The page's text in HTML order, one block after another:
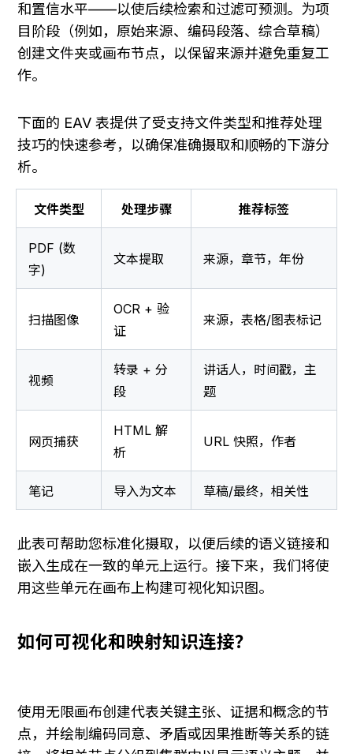
和置信水平——以使后续检索和过滤可预测。为项
目阶段（例如，原始来源、编码段落、综合草稿）
创建文件夹或画布节点，以保留来源并避免重复工
作。
下面的 EAV 表提供了受支持文件类型和推荐处理
技巧的快速参考，以确保准确摄取和顺畅的下游分
析。
文件类型 处理步骤 推荐标签
PDF (数
字)
文本提取 来源，章节，年份
扫描图像
OCR + 验
证
来源，表格/图表标记
视频
转录 + 分
段
讲话人，时间戳，主
题
网页捕获
HTML 解
析
URL 快照，作者
笔记 导入为文本 草稿/最终，相关性
此表可帮助您标准化摄取，以便后续的语义链接和
嵌入生成在一致的单元上运行。接下来，我们将使
用这些单元在画布上构建可视化知识图。
如何可视化和映射知识连接？
使用无限画布创建代表关键主张、证据和概念的节
点，并绘制编码同意、矛盾或因果推断等关系的链